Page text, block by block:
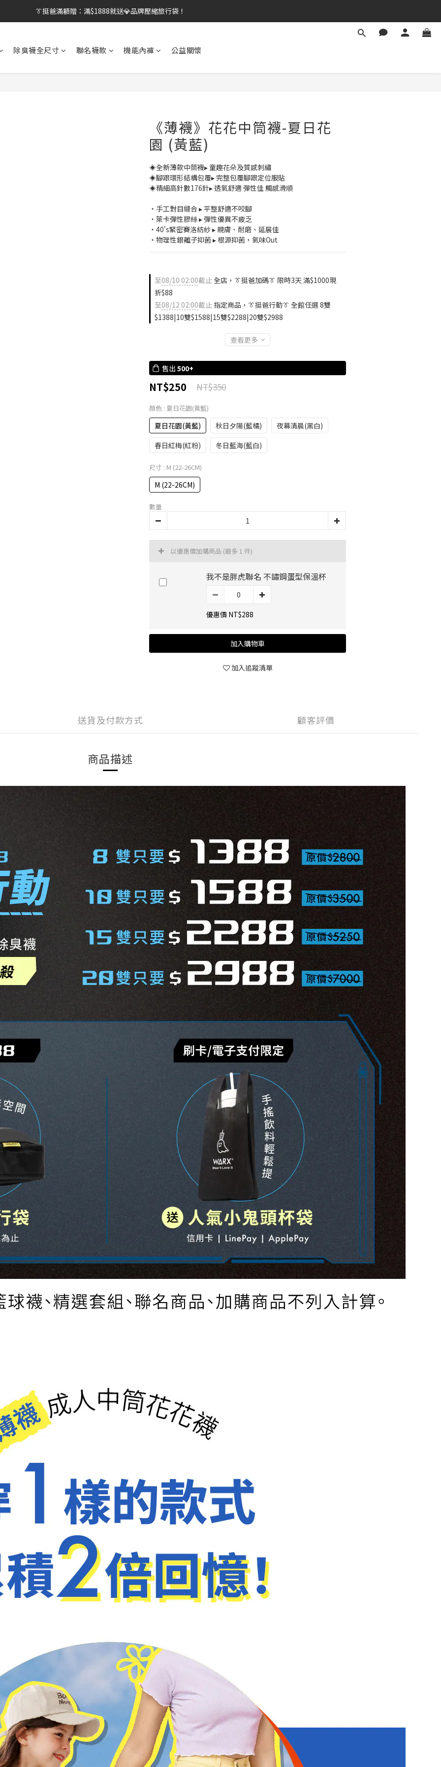
👔挺爸行動：全館襪款【最低$149起】✨立即下單！
除臭襪全尺寸 聯名襪款 機能內褲 公益關懷
《薄襪》花花中筒襪-夏日花
園 (黃藍)
◈全新薄款中筒襪▸ 童趣花朵及質感刺繡
◈腳跟環形結構包覆▸ 完整包覆腳跟定位服貼
◈精細高針數176針▸ 透氣舒適 彈性佳 觸感滑順
・手工對目縫合 ▸ 平整舒適不咬腳
・萊卡彈性膠絲 ▸ 彈性優異不疲乏
・40's緊密賽洛紡紗 ▸ 親膚、耐磨、延展佳
・物理性銀離子抑菌 ▸ 根源抑菌，氣味Out
至08/10 02:00截止全店，👔挺爸加碼👔 限時3天 滿$1000現
折$88
至08/12 02:00截止 指定商品，👔挺爸行動👔 全館任選 8雙
$1388|10雙$1588|15雙$2288|20雙$2988
查看更多
售出 500+
NT$250 NT$350
顏色 : 夏日花園(黃藍)
夏日花園(黃藍) 秋日夕陽(藍橘)
夜幕清晨(黑白)
春日紅梅(紅粉)
冬日藍海(藍白)
尺寸 : M (22-26CM)
M (22-26CM)
數量
以優惠價加購商品 (最多 1 件)
我不是胖虎聯名 不鏽鋼蛋型保溫杯
優惠價 NT$288
加入購物車
加入追蹤清單
送貨及付款方式 顧客評價
商品描述